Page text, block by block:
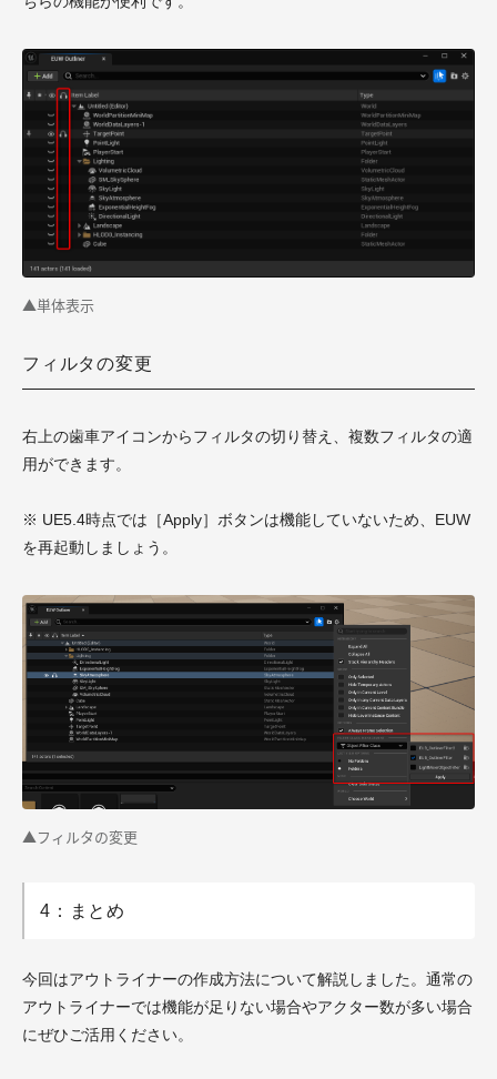
▲単体表示
フィルタの変更
右上の歯車アイコンからフィルタの切り替え、複数フィルタの適
用ができます。
※ UE5.4時点では［Apply］ボタンは機能していないため、EUW
を再起動しましょう。
▲フィルタの変更
4：まとめ
今回はアウトライナーの作成方法について解説しました。通常の
アウトライナーでは機能が足りない場合やアクター数が多い場合
にぜひご活用ください。